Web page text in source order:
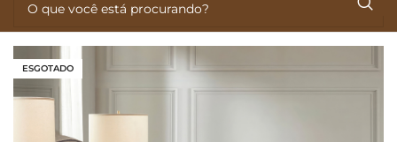
ESGOTADO